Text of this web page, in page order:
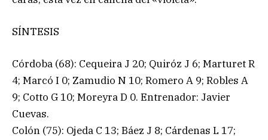
SÍNTESIS
Córdoba (68): Cequeira J 20; Quiróz J 6; Marturet R
4; Marcó I 0; Zamudio N 10; Romero A 9; Robles A
9; Cotto G 10; Moreyra D 0. Entrenador: Javier
Cuevas.
Colón (75): Ojeda C 13; Báez J 8; Cárdenas L 17;